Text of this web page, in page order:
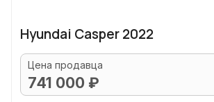
Hyundai Casper 2022
Цена продавца
741 000 ₽